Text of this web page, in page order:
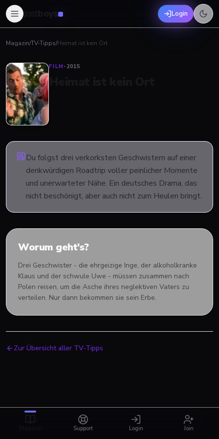
boys Login
Magazin/TV-Tipps/Heimat ist kein Ort
FILM· 2015
Du folgst drei verkorksten Geschwistern auf einer
denkwürdigen Roadtrip voller peinlicher Momente
und unerwarteter Nähe. Ein deutsches Drama, das
nicht beschönigt, aber auch nicht zum Heulen bringt.
Worum geht's?
Drei Geschwister - die ehrgeizige Inge, der alkoholkranke
Klaus und der schwule Uwe - müssen zusammen nach
Polen reisen, um die Asche ihres neglektiven Vaters zu
verteilen. Nur dann bekommen sie sein Erbe.
Zur Übersicht aller TV-Tipps
Support Login Join